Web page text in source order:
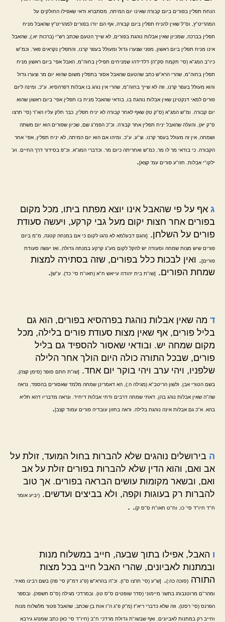
הנחת תפלין בפורים ביום קבורה שאינו יום המיתה, מסתברא ודאי שאפילו החולקים על
המהריט"ץ, וס"ל שאין להניח תפלין ביום קבורה, אף הם יודו בפורים למהריט"ץ שהאבל מניח
תפלין בברכה, שמכיון שאין אבלות נוהגת בפורים, לא שייך הטעם שכתב רש"י (ברכות יא.), שהאבל
אינו מניח תפלין ביום ראשון, מפני שצערו גדול ומעולל בעפר קרנו, והתפלין נקראים פאר. וכמ"ש
כיו"ב המג"א (סי' תקמח סק"ה) דלדידהו שמניחים תפילין בחוה"מ, האבל אפי' ביום ראשון מניח
תפלין בחוה"מ, שהרי הרא"ש כתב שהטעם שהאבל אסור בתפלין משום שהוא יום מר וצערו גדול
והוא מעולל בעפר קרנו, וזה לא שייך בחוה"מ, שהרי אין נוהג בו אבלות דפרהסיא. ע"כ. ומינה ליום
פורים למאי דנקטינן שאין אבלות נוהגת בו, בודאי שהאבל מניח בו תפלין אפי' ביום ראשון שהוא
יום קבורה. ומ"ש המג"א (ס"ק טז) שאף לאחר קבורה לא יניח תפלין, כבר חלק עליו הא"ר (סי' תרצו
ס"ק יא), והעלה שהאבל יניח תפלין אחר קבורה. וכ"כ הפמ"ג שם, שכיון שפורים הוא יום משתה
ושמחה, אין זה מעולל בעפר קרנו. וצ"ע. ע"כ. ומיהו אם הוא יום המיתה, לא יניח תפלין, אפי' אחר
הקבורה. כי בודאי מר לו מר, כמ"ש ואחריתה כיום מר. וכדברי המג"א. וכ"פ בסידור דרך החיים. וע'
ילקו"י אבלות. חזו"ע פורים עמ' קצא].
ג אף על פי שהאבל אינו יוצא מפתח ביתו, מכל מקום
בפורים אחר חצות יקום מעל גבי קרקע, ויעשה סעודת
פורים על השלחן.
[והגם דבעלמא לא נהגו לקום כי אם במנחה קטנה, מ"מ ביום
פורים שיש מצות שמחה וסעודה יש להקל לקום מע"ג קרקע במנחה גדולה, ואז יעשה סעודת
פורים]. ואין לבכות כלל בפורים, שזה בסתירה למצות
שמחת הפורים.
[שו"ת בית יהודה עייאש ח"א (חאו"ח סי' כד). ע"ש].
ד מה שאין אבלות נוהגת בפרהסיא בפורים, הוא גם
בליל פורים, אף שאין מצות סעודת פורים בלילה, מכל
מקום שמחה יש. ובודאי שאסור להספיד גם בליל
פורים, שבכל התורה כולה היום הולך אחר הלילה
שלפניו, ויהי ערב ויהי בוקר יום אחד.
[שו"ת חתם סופר (סימן קצה),
בשם הטורי אבן. ולשון הריטב"א (מגילה ה:), הא דאמרינן שמחה מלמד שאסורים בהספד, נראה
שה"ה שאין אבלות נוהג בהן, דאתי שמחה דרבים ודחי אבלות דיחיד. ונראה מדבריו דהא תליא
בהא. א"כ גם אבלות אינה נוהגת בלילה. וראה בחזון עובדיה פורים עמוד קצב].
ה בירושלים נוהגים שלא להברות בחול המועד, זולת על
אב ואם, והוא הדין שלא להברות בפורים זולת על אב
ואם, ובשאר מקומות עושים הבראה בפורים. אך טוב
להברות רק בעוגות וקפה, ולא בביצים ועדשים. (יביע אומר
ח"ד חיו"ד סי' כו, וח"ט חאו"ח ס"ס ק). .
ו האבל, אפילו בתוך שבעה, חייב במשלוח מנות
ובמתנות לאביונים, שהרי האבל חייב בכל מצות
התורה (סוכה כה:). [ש"ע (סי' תרצו ס"ו). וכ"ה בהרא"ש (פ"ג דמ"ק סי' פה) בשם רבינו מאיר.
ומהר"ם מרוטנבורג בתשו' מיימוני (סדר שופטים ס"ס טו). ובמרדכי מגילה (ס"ס תשפה). ובספר
הפרנס (סי' רסט). וזה שלא כדברי ריא"ז (מ"ק פ"ג ה"ו אות ב) שכתב, שהאבל פטור מלשלוח מנות
וחייב רק במתנות לאביונים. ואף שבשו"ת גדולת מרדכי ח"ב (חיו"ד סי' כא) כתב שמנהג גירבא